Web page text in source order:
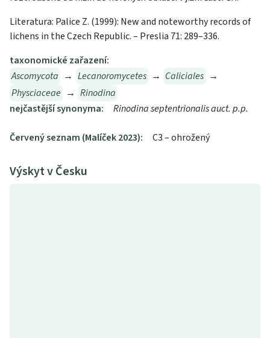
Literatura: Palice Z. (1999): New and noteworthy records of
lichens in the Czech Republic. – Preslia 71: 289–336.
taxonomické zařazení:
Ascomycota → Lecanoromycetes → Caliciales →
Physciaceae → Rinodina
nejčastější synonyma:
Rinodina septentrionalis auct. p.p.
Červený seznam (Malíček 2023): C3 – ohrožený
Výskyt v Česku